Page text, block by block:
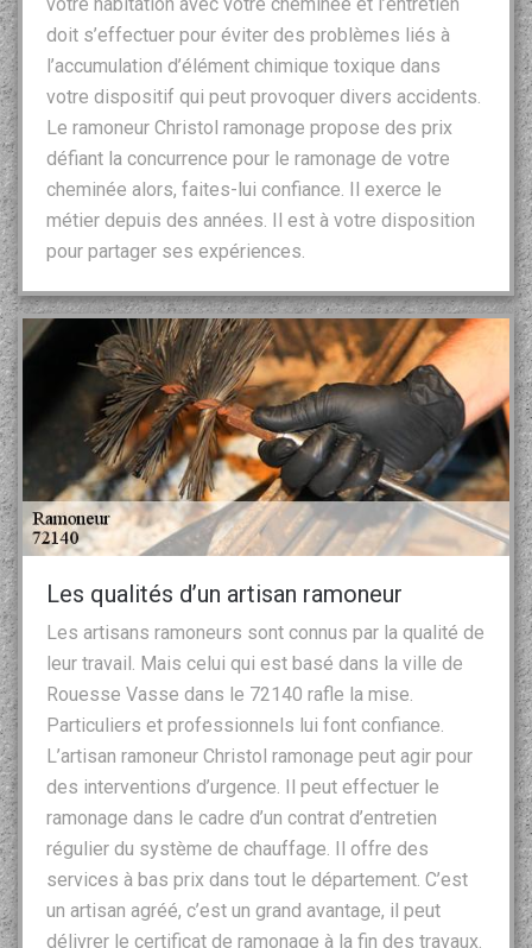
doit s’effectuer pour éviter des problèmes liés à
l’accumulation d’élément chimique toxique dans
votre dispositif qui peut provoquer divers accidents.
Le ramoneur Christol ramonage propose des prix
défiant la concurrence pour le ramonage de votre
cheminée alors, faites-lui confiance. Il exerce le
métier depuis des années. Il est à votre disposition
pour partager ses expériences.
Les qualités d’un artisan ramoneur
Les artisans ramoneurs sont connus par la qualité de
leur travail. Mais celui qui est basé dans la ville de
Rouesse Vasse dans le 72140 rafle la mise.
Particuliers et professionnels lui font confiance.
L’artisan ramoneur Christol ramonage peut agir pour
des interventions d’urgence. Il peut effectuer le
ramonage dans le cadre d’un contrat d’entretien
régulier du système de chauffage. Il offre des
services à bas prix dans tout le département. C’est
un artisan agréé, c’est un grand avantage, il peut
délivrer le certificat de ramonage à la fin des travaux.